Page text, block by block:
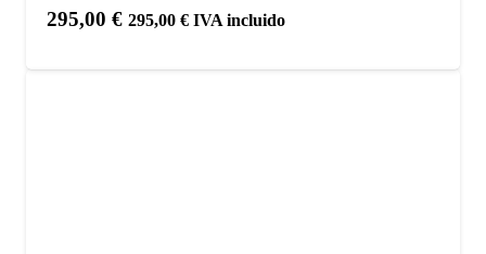
295,00€ 295,00€ IVA incluido